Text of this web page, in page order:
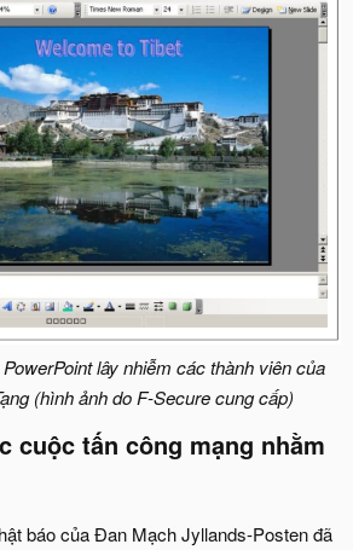
lây nhiễm các thành viên của
(hình ảnh do F-Secure cung cấp)
cuộc tấn công mạng nhằm
báo của Đan Mạch Jyllands-Posten đã